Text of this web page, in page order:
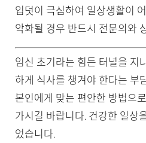
입덧이 극심하여 일상생활이
악화될 경우 반드시 전문의와
임신 초기라는 힘든 터널을 지
하게 식사를 챙겨야 한다는 부
본인에게 맞는 편안한 방법으
가시길 바랍니다. 건강한 일상
었습니다.